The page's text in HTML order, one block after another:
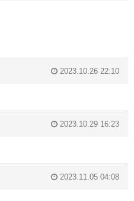
2023.10.26 22:10
2023.10.29 16:23
2023.11.05 04:08